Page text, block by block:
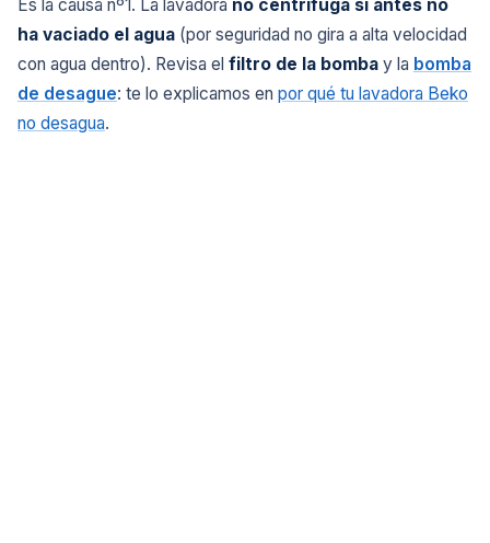
Es la causa nº1. La lavadora no centrifuga si antes no
ha vaciado el agua (por seguridad no gira a alta velocidad
con agua dentro). Revisa el filtro de la bomba y la bomba
de desague: te lo explicamos en por qué tu lavadora Beko
no desagua.